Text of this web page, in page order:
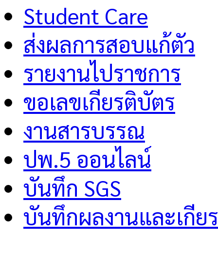
Student Care
ส่งผลการสอบแก้ตัว
รายงานไปราชการ
ขอเลขเกียรติบัตร
งานสารบรรณ
ปพ.5 ออนไลน์
บันทึก SGS
บันทึกผลงานและเกีย